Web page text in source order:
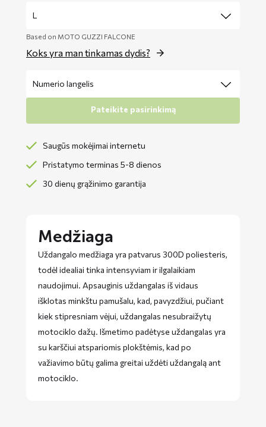
Based on MOTO GUZZI FALCONE
Koks yra man tinkamas dydis?
Pateikite pasirinkimą
Saugūs mokėjimai internetu
Pristatymo terminas 5-8 dienos
30 dienų grąžinimo garantija
Medžiaga
Uždangalo medžiaga yra patvarus 300D poliesteris,
todėl idealiai tinka intensyviam ir ilgalaikiam
naudojimui. Apsauginis uždangalas iš vidaus
išklotas minkštu pamušalu, kad, pavyzdžiui, pučiant
kiek stipresniam vėjui, uždangalas nesubraižytų
motociklo dažų. Išmetimo padėtyse uždangalas yra
su karščiui atspariomis plokštėmis, kad po
važiavimo būtų galima greitai uždėti uždangalą ant
motociklo.